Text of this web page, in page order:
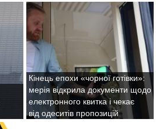
Кінець епохи «чорної готівки»:
мерія відкрила документи щодо
електронного квитка і чекає
від одеситів пропозицій